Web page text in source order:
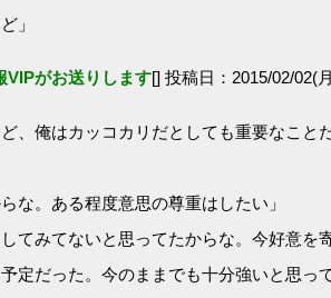
」
VIPがお送りします[] 投稿日：2015/02/02(
、俺はカッコカリだとしても重要なこと
な。ある程度意思の尊重はしたい」
てみてないと思ってたからな。今好意
定だった。今のままでも十分強いと思っ